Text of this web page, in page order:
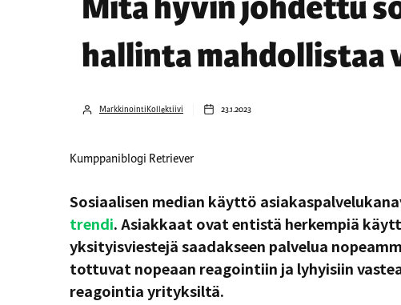
hallinta mahdollistaa
MarkkinointiKollektiivi 23.1.2023
Kumppaniblogi Retriever
Sosiaalisen median käyttö
trendi. Asiakkaat ovat entistä herkempiä
yksityisviestejä saadakseen palvelua
tottuvat nopeaan reagointiin ja lyhyisiin
reagointia yrityksiltä.